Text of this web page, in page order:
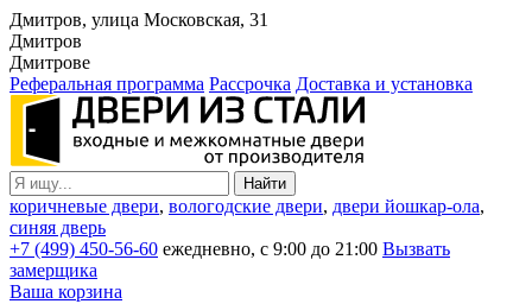
Дмитров, улица Московская, 31
Дмитров
Дмитрове
Реферальная программа Рассрочка Доставка и установка
коричневые двери, вологодские двери, двери йошкар-ола,
синяя дверь
+7 (499) 450-56-60 ежедневно, с 9:00 до 21:00 Вызвать
замерщика
Ваша корзина